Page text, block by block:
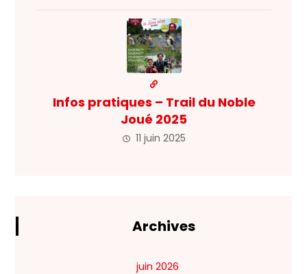
Infos pratiques – Trail du Noble
Joué 2025
11 juin 2025
Archives
juin 2026